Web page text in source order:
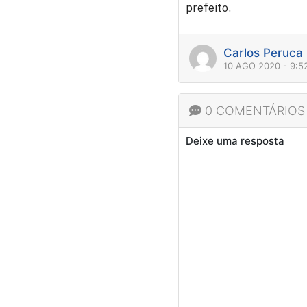
prefeito.
Carlos Peruca
10 AGO 2020 -
0 COMENTÁRIOS
Deixe uma resposta